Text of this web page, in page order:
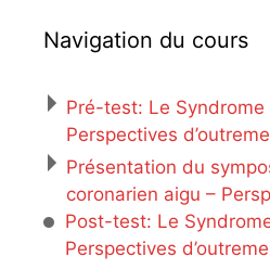
Navigation du cours
Pré-test: Le
Perspectives
Présentation du
coronarien aigu –
Post-test: Le
Perspectives